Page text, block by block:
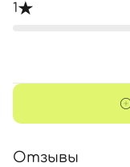
1
Отзывы